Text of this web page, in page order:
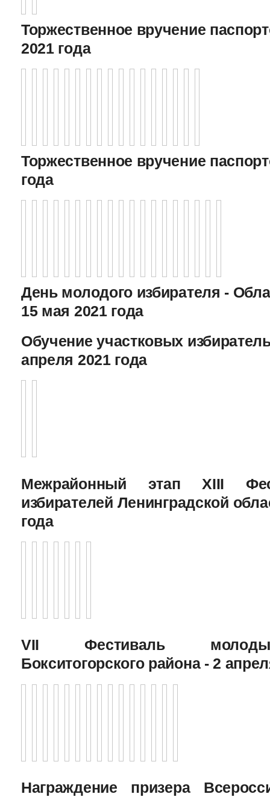
Торжественное вручение
2021 года
Торжественное вручение
года
День молодого избирателя -
15 мая 2021 года
Обучение участковых
апреля 2021 года
Межрайонный этап XIII
избирателей Ленинградской
года
VII Фестиваль
Бокситогорского района - 2
Награждение призера